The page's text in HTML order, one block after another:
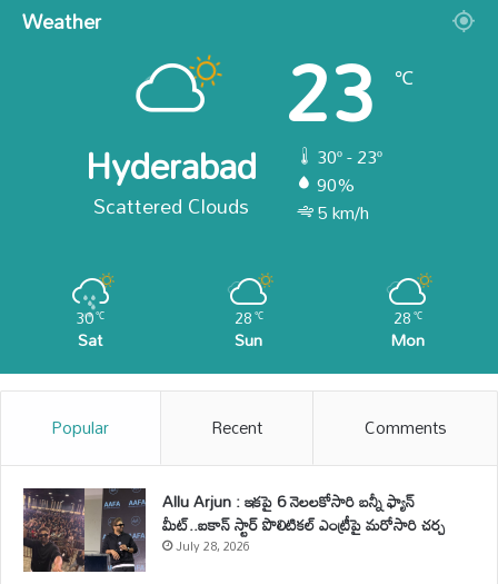
Weather
Hyderabad
Scattered Clouds
23 ℃
30º - 23º
90%
5 km/h
30℃
Sat
28℃
Sun
28℃
Mon
Popular Recent Comments
Allu Arjun : ఇకపై 6 నెలలకోసారి బన్నీ ఫ్యాన్
మీట్..ఐకాన్ స్టార్ పొలిటికల్ ఎంట్రీపై మరోసారి చర్చ
July 28, 2026